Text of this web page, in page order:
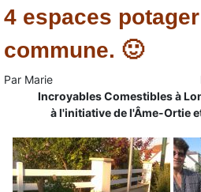
4 espaces
commune. 🙂
Par Marie
Incroyables Comestibles à
à l'initiative de l'Âme-Ortie